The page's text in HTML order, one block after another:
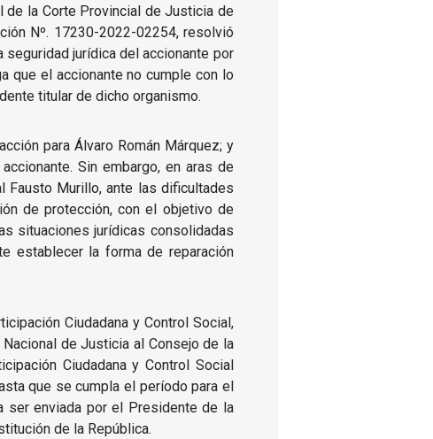
de la Corte Provincial de Justicia de
Nº. 17230-2022-02254, resolvió
jurídica del accionante por
que el accionante no cumple con lo
titular de dicho organismo.
para Álvaro Román Márquez; y
Sin embargo, en aras de
Fausto Murillo, ante las dificultades
de protección, con el objetivo de
situaciones jurídicas consolidadas
establecer la forma de reparación
Ciudadana y Control Social,
de Justicia al Consejo de la
Ciudadana y Control Social
que se cumpla el período para el
ser enviada por el Presidente de la
de la República.